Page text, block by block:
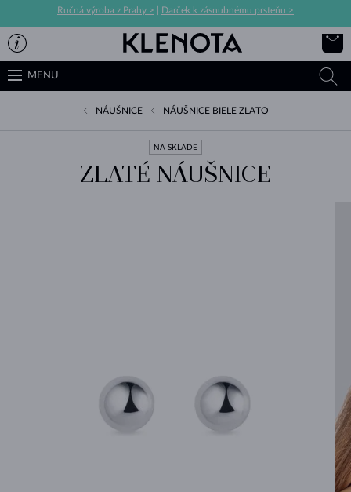
Ručná výroba z Prahy > Darček k zásnubnému prsteňu >
MENU
NÁUŠNICE NÁUŠNICE BIELE ZLATO
NA SKLADE
ZLATÉ NÁUŠNICE